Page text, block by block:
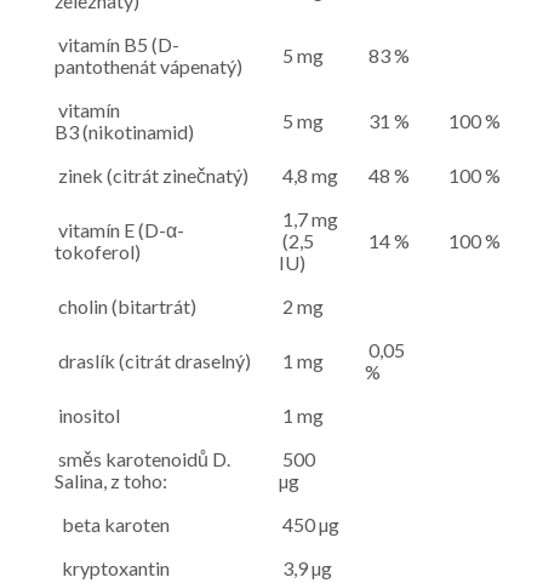
vitamín B5 (D-
pantothenát vápenatý)
5 mg 83 %
vitamín
B3 (nikotinamid)
5 mg 31 % 100 %
zinek (citrát zinečnatý) 4,8 mg 48 % 100 %
vitamín E (D-α-
tokoferol)
1,7 mg
(2,5
IU)
14 % 100 %
cholin (bitartrát) 2 mg
draslík (citrát draselný) 1 mg
0,05
%
inositol
1 mg
směs karotenoidů D.
Salina, z toho:
500
µg
beta karoten
450 µg
kryptoxantin
3,9 µg